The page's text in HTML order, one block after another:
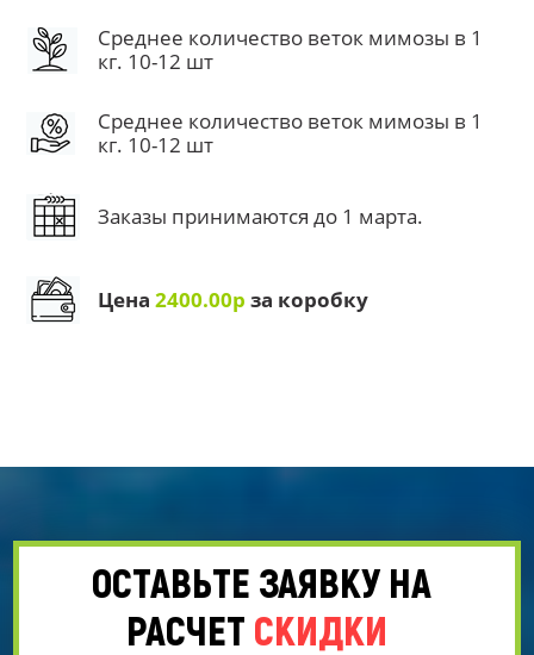
Среднее количество веток мимозы в 1
кг. 10-12 шт
Среднее количество веток мимозы в 1
кг. 10-12 шт
Заказы принимаются до 1 марта.
Цена2400.00р за коробку
ОСТАВЬТЕ ЗАЯВКУ НА
РАСЧЕТ СКИДКИ